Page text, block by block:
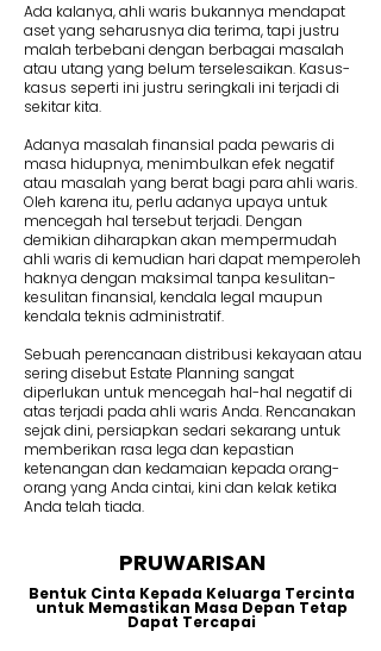
Ada kalanya, ahli waris bukannya mendapat
aset yang seharusnya dia terima, tapi justru
malah terbebani dengan berbagai masalah
atau utang yang belum terselesaikan. Kasus-
kasus seperti ini justru seringkali ini terjadi di
sekitar kita.
Adanya masalah finansial pada pewaris di
masa hidupnya, menimbulkan efek negatif
atau masalah yang berat bagi para ahli waris.
Oleh karena itu, perlu adanya upaya untuk
mencegah hal tersebut terjadi. Dengan
demikian diharapkan akan mempermudah
ahli waris di kemudian hari dapat memperoleh
haknya dengan maksimal tanpa kesulitan-
kesulitan finansial, kendala legal maupun
kendala teknis administratif.
Sebuah perencanaan distribusi kekayaan atau
sering disebut Estate Planning sangat
diperlukan untuk mencegah hal-hal negatif di
atas terjadi pada ahli waris Anda. Rencanakan
sejak dini, persiapkan sedari sekarang untuk
memberikan rasa lega dan kepastian
ketenangan dan kedamaian kepada orang-
orang yang Anda cintai, kini dan kelak ketika
Anda telah tiada.
PRUWARISAN
Bentuk Cinta Kepada Keluarga Tercinta
untuk Memastikan Masa Depan Tetap
Dapat Tercapai